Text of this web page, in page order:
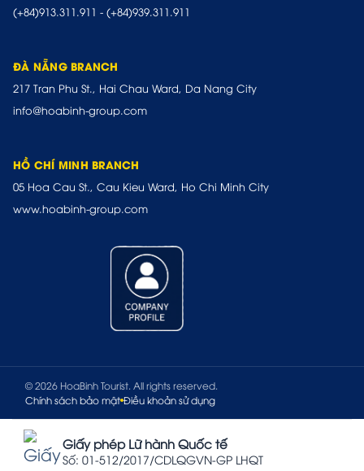
(+84)913.311.911 - (+84)939.311.911
ĐÀ NẴNG BRANCH
217 Tran Phu St., Hai Chau Ward, Da Nang City
info@hoabinh-group.com
HỒ CHÍ MINH BRANCH
05 Hoa Cau St., Cau Kieu Ward, Ho Chi Minh City
www.hoabinh-group.com
© 2026 HoaBinh Tourist. All rights reserved.
Chính sách bảo mật Điều khoản sử dụng
Giấy phép Lữ hành Quốc tế
Số: 01-512/2017/CDLQGVN-GP LHQT